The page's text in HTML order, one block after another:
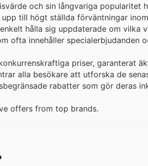
och sin långvariga popularitet
till högt ställda förväntningar
hålla sig uppdaterade om vilka
ofta innehåller specialerbjudanden
priser, garanterat
alla besökare att utforska de
rabatter som gör deras
offers from top brands.